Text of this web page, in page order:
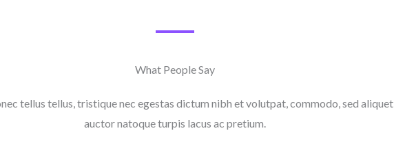
What People Say​
tellus tellus, tristique nec egestas dictum nibh et volutpat, commodo, sed aliquet
auctor natoque turpis lacus ac pretium.